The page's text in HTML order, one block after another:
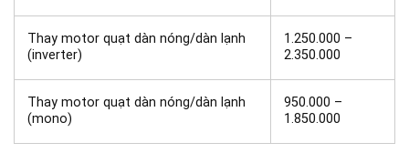
Thay motor quạt dàn nóng/dàn lạnh
(inverter)
1.250.000 –
2.350.000
Thay motor quạt dàn nóng/dàn lạnh
(mono)
950.000 –
1.850.000